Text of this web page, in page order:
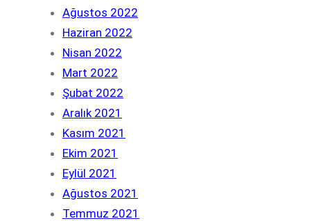
Ağustos 2022
Haziran 2022
Nisan 2022
Mart 2022
Şubat 2022
Aralık 2021
Kasım 2021
Ekim 2021
Eylül 2021
Ağustos 2021
Temmuz 2021